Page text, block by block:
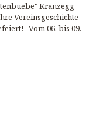
Kranzegg
Vereinsgeschichte
Vom 06. bis 09.